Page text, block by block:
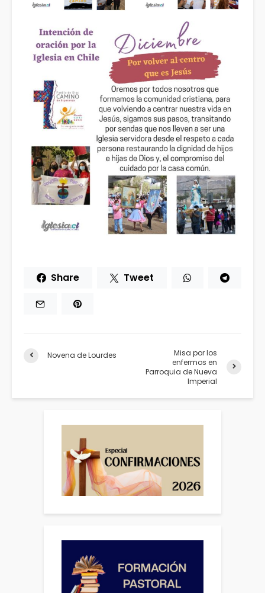
Share Tweet
Novena de Lourdes
Misa por los
enfermos en
Parroquia de Nueva
Imperial